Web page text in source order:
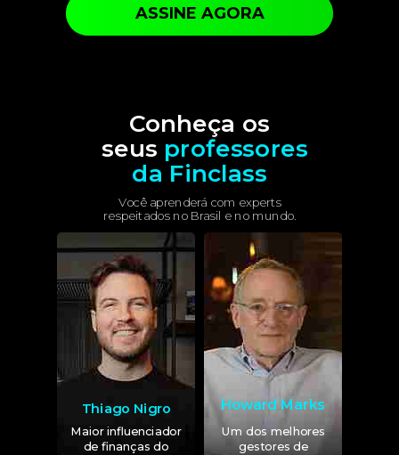
Conheça os
seus professores
da Finclass
Você aprenderá com experts
respeitados no Brasil e no mundo.
Maior influenciador
de finanças do
Thiago Nigro
Um dos melhores
gestores de
Howard Marks
ASSINE AGORA